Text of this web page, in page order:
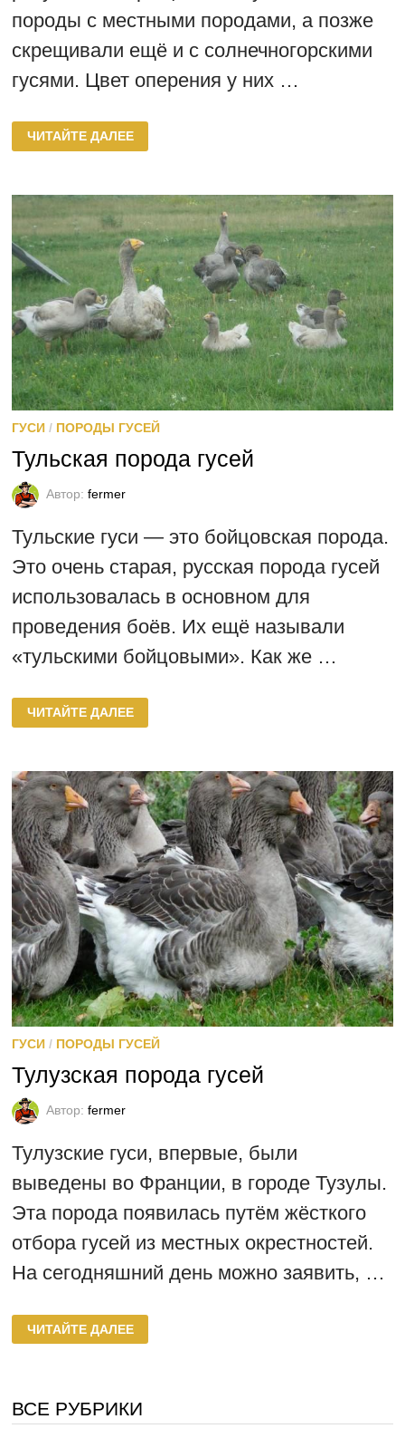
породы с местными породами, а позже
скрещивали ещё и с солнечногорскими
гусями. Цвет оперения у них …
ГОРЬКОВСКАЯ
ПОРОДА
ГУСЕЙ
ЧИТАЙТЕ ДАЛЕЕ
ГУСИ/ ПОРОДЫ ГУСЕЙ
Тульская порода гусей
Автор: fermer
Тульские гуси — это бойцовская порода.
Это очень старая, русская порода гусей
использовалась в основном для
проведения боёв. Их ещё называли
«тульскими бойцовыми». Как же …
ТУЛЬСКАЯ
ПОРОДА
ГУСЕЙ
ЧИТАЙТЕ ДАЛЕЕ
ГУСИ/ ПОРОДЫ ГУСЕЙ
Тулузская порода гусей
Автор: fermer
Тулузские гуси, впервые, были
выведены во Франции, в городе Тузулы.
Эта порода появилась путём жёсткого
отбора гусей из местных окрестностей.
На сегодняшний день можно заявить, …
ТУЛУЗСКАЯ
ПОРОДА
ГУСЕЙ
ЧИТАЙТЕ ДАЛЕЕ
ВСЕ РУБРИКИ